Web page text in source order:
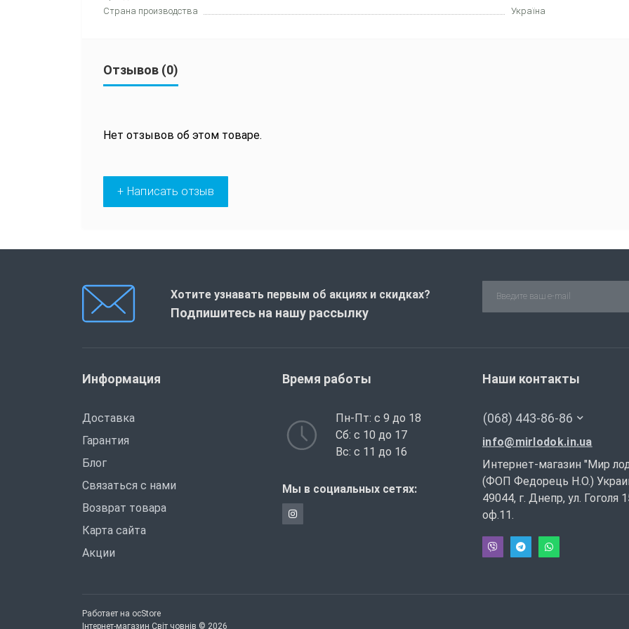
Страна производства
Україна
Отзывов (0)
Нет отзывов об этом товаре.
+ Написать отзыв
Хотите узнавать первым об акциях и скидках?
Подпишитесь на нашу рассылку
Информация
Доставка
Гарантия
Блог
Связаться с нами
Возврат товара
Карта сайта
Акции
Время работы
Пн-Пт: с 9 до 18
Сб: с 10 до 17
Вс: с 11 до 16
Мы в социальных сетях:
Наши контакты
(068) 443-86-86
info@mirlodok.in.ua
Интернет-магазин "Мир
(ФОП Федорець Н.О.)
49044, г. Днепр, ул. Гоголя
оф.11.
Работает на ocStore
Інтернет-магазин Світ човнів © 2026